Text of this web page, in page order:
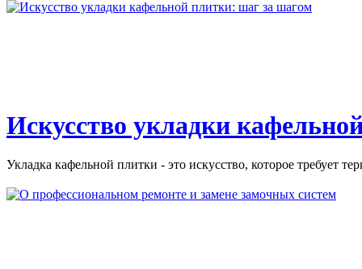
Искусство укладки
Укладка кафельной плитки - это искусство, которое требует